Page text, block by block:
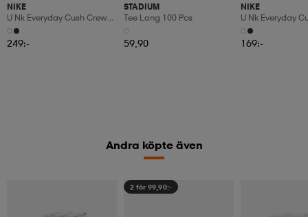
NIKE
U Nk Everyday Cush Crew
6pr-Bd
249:-
STADIUM
Tee Long 100 Pcs
59,90
NIKE
U Nk Everyday
3pr
169:-
Andra köpte även
2 för 99,90:-